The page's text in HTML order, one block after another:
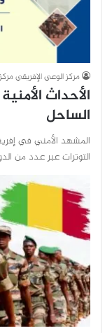
مركز الوعي الإفريقي
الأحداث
الساحل
المشهد الأمني في
التوترات عبر عدد من